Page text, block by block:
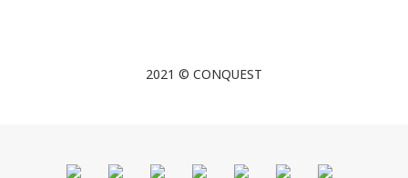
2021 © CONQUEST